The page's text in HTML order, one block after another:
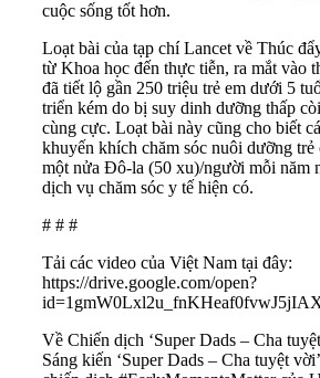
cuộc sống tốt hơn.
Loạt bài của tạp chí Lancet về Thúc
từ Khoa học đến thực tiễn, ra mắt vào
đã tiết lộ gần 250 triệu trẻ em dưới 5
triển kém do bị suy dinh dưỡng thấp
cùng cực. Loạt bài này cũng cho biết
khuyến khích chăm sóc nuôi dưỡng trẻ
một nửa Đô-la (50 xu)/người mỗi năm
dịch vụ chăm sóc y tế hiện có.
# # #
Tải các video của Việt Nam tại đây:
https://drive.google.com/open?
Về Chiến dịch ‘Super Dads – Cha
Sáng kiến ‘Super Dads – Cha tuyệt